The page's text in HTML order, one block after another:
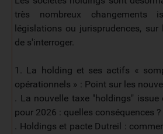
très nombreux changements
législations ou jurisprudences,
de s'interroger.
1. La holding et ses actifs «
opérationnels » : Point sur les
. La nouvelle taxe "holdings"
pour 2026 : quelles conséquences ?
. Holdings et pacte Dutreil :